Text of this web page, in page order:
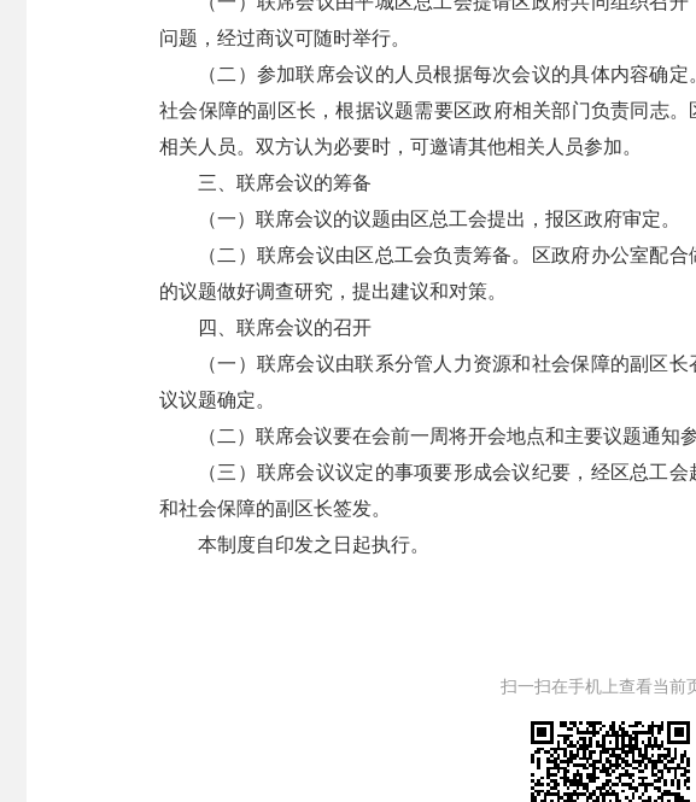
问题，经过商议可随时举行。
（二）参加联席会议的人员根据每次会议的具体内容确
社会保障的副区长，根据议题需要区政府相关部门负责同志
相关人员。双方认为必要时，可邀请其他相关人员参加。
三、联席会议的筹备
（一）联席会议的议题由区总工会提出，报区政府审定。
（二）联席会议由区总工会负责筹备。区政府办公室配
的议题做好调查研究，提出建议和对策。
四、联席会议的召开
（一）联席会议由联系分管人力资源和社会保障的副区
议议题确定。
（二）联席会议要在会前一周将开会地点和主要议题通知
（三）联席会议议定的事项要形成会议纪要，经区总工
和社会保障的副区长签发。
本制度自印发之日起执行。
扫一扫在手机上查看当前